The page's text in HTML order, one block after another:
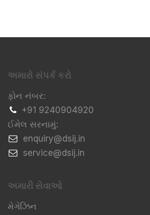
અમારો સંપર્ક કરો
ફોન નંબર:
+91 9240904920
ઈમેલ સરનામું:
​enquiry@dsij.in
​service@dsij.in
અમારી સેવાઓ
મેગેઝિન